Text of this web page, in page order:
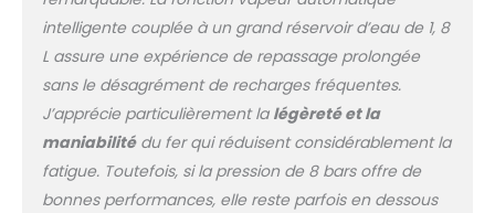
capacité de 1.8L vous offre
jusqu'à 2 heures
d'utilisation en continu.
Avec la fonction Easy De-
Calc, le détartrage est
facile et efficace pour
prolonger la durée de vie
de votre centrale vapeur.
intelligente couplée à un grand réservoir d’eau de 1, 8
L assure une expérience de repassage prolongée
sans le désagrément de recharges fréquentes.
J’apprécie particulièrement la légèreté et la
maniabilitédu fer qui réduisent considérablement la
fatigue. Toutefois, si la pression de 8 bars offre de
bonnes performances, elle reste parfois en dessous